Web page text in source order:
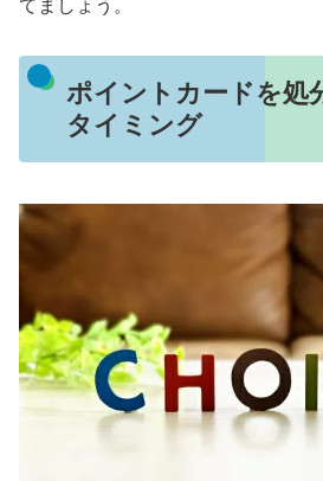
てましょう。
ポイントカードを処
タイミング